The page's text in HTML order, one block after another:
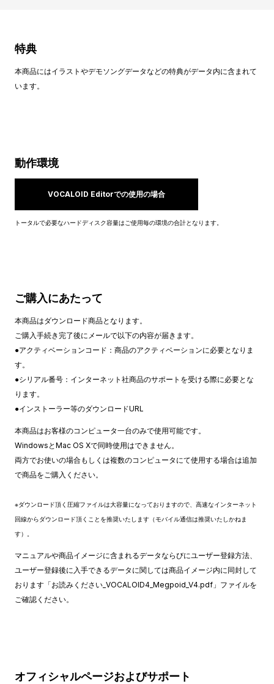
特典
本商品にはイラストやデモソングデータなどの特典がデータ内に含まれて
います。
動作環境
VOCALOID Editorでの使用の場合
トータルで必要なハードディスク容量はご使用毎の環境の合計となります。
ご購入にあたって
本商品はダウンロード商品となります。
ご購入手続き完了後にメールで以下の内容が届きます。
●アクティベーションコード：商品のアクティベーションに必要となりま
す。
●シリアル番号：インターネット社商品のサポートを受ける際に必要とな
ります。
●インストーラー等のダウンロードURL
本商品はお客様のコンピュータ一台のみで使用可能です。
WindowsとMac OS Xで同時使用はできません。
両方でお使いの場合もしくは複数のコンピュータにて使用する場合は追加
で商品をご購入ください。
※ダウンロード頂く圧縮ファイルは大容量になっておりますので、高速なインターネット
回線からダウンロード頂くことを推奨いたします（モバイル通信は推奨いたしかねま
す）。
マニュアルや商品イメージに含まれるデータならびにユーザー登録方法、
ユーザー登録後に入手できるデータに関しては商品イメージ内に同封して
おります「お読みください_VOCALOID4_Megpoid_V4.pdf」ファイルを
ご確認ください。
オフィシャルページおよびサポート